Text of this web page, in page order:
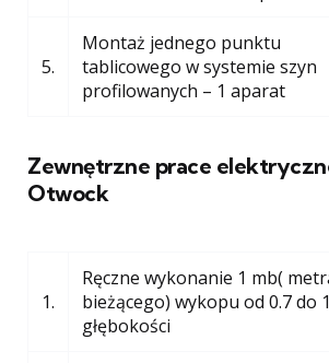
5.
Montaż jednego punktu
tablicowego w systemie szyn
profilowanych – 1 aparat
Zewnętrzne prace
Otwock
1.
Ręczne wykonanie 1 mb(
bieżącego) wykopu od 0.7 do
głębokości